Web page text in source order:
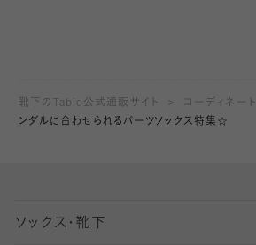
靴下のTabio公式通販サイト コーディネート
ンダルに合わせられるパーツソックス特集☆
ソックス・靴下